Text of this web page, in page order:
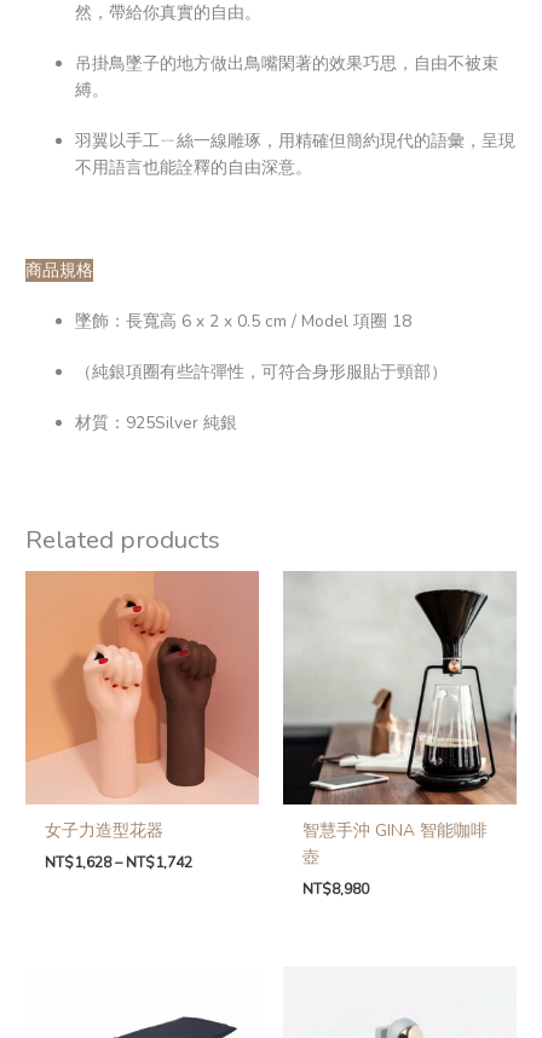
然，帶給你真實的自由。
吊掛鳥墜子的地方做出鳥嘴閑著的效果巧思，自由不被束
縛。
羽翼以手工ㄧ絲一線雕琢，用精確但簡約現代的語彙，呈現
不用語言也能詮釋的自由深意。
商品規格
墜飾：長寬高 6 x 2 x 0.5 cm / Model 項圈 18
（純銀項圈有些許彈性，可符合身形服貼于頸部）
材質：925Silver 純銀
Related products
女子力造型花器
NT$1,628–NT$1,742
智慧手沖 GINA 智能咖啡
壺
NT$8,980